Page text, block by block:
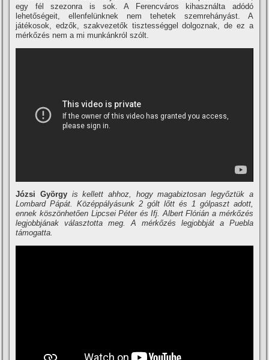
egy fél szezonra is sok. A Ferencváros kihasználta adódó
lehetőségeit, ellenfelünknek nem tehetek szemrehányást. A
játékosok, edzők, szakvezetők tisztességgel dolgoznak, de ez a
mérkőzés nem a mi munkánkról szólt.
Józsi György is kellett ahhoz, hogy magabiztosan legyőztük a
Lombard Pápát. Középpályásunk 2 gólt lőtt és 1 gólpaszt adott,
ennek köszönhetően Lipcsei Péter és Ifj. Albert Flórián a mérkőzés
legjobbjának választotta meg. A mérkőzés legjobbját a Puebla
támogatta.